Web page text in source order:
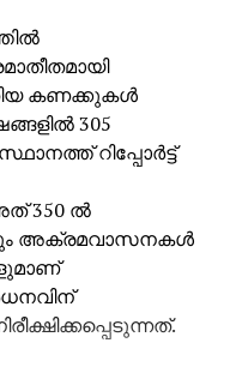
കണക്കുകള്‍
305
റിപ്പോര്‍ട്ട്
350 ല്‍
അക്രമവാസനകള്‍